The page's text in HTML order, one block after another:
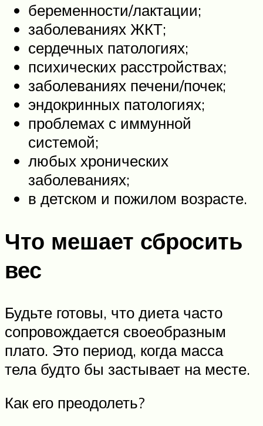
беременности/лактации;
заболеваниях ЖКТ;
сердечных патологиях;
психических расстройствах;
заболеваниях печени/почек;
эндокринных патологиях;
проблемах с иммунной
системой;
любых хронических
заболеваниях;
в детском и пожилом возрасте.
Что мешает сбросить
вес
Будьте готовы, что диета часто
сопровождается своеобразным
плато. Это период, когда масса
тела будто бы застывает на месте.
Как его преодолеть?